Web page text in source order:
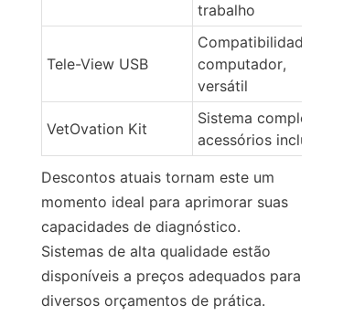
trabalho
Tele-View USB
Compatibilidade de
computador,
versátil
VetOvation Kit
Sistema completo,
acessórios incluídos
Descontos atuais tornam este um
momento ideal para aprimorar suas
capacidades de diagnóstico.
Sistemas de alta qualidade estão
disponíveis a preços adequados para
diversos orçamentos de prática.